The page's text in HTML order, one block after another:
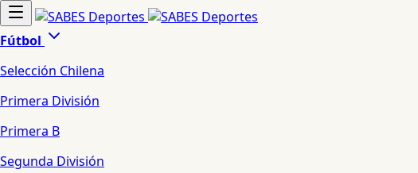
Fútbol
Selección Chilena
Primera División
Primera B
Segunda División